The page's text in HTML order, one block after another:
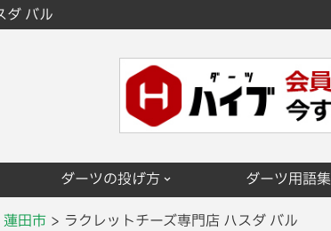
ダ バル
ダーツの投げ方 ダーツ用語集
蓮田市
ラクレットチーズ専門店 ハスダ バル